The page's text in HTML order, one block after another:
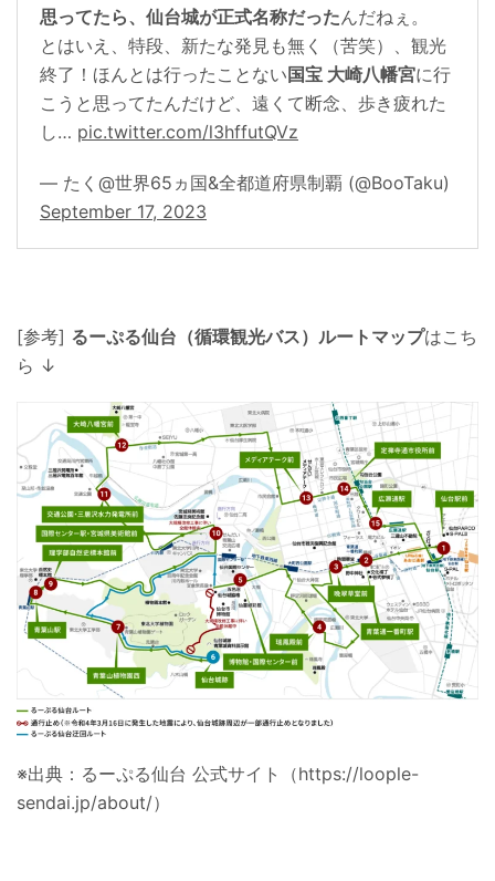
思ってたら、仙台城が正式名称だったんだねぇ。
とはいえ、特段、新たな発見も無く（苦笑）、観光
終了！ほんとは行ったことない 国宝 大崎八幡宮に行
こうと思ってたんだけど、遠くて断念、歩き疲れた
し… pic.twitter.com/l3hffutQVz
— たく@世界65ヵ国&全都道府県制覇 (@BooTaku)
September 17, 2023
[参考] るーぷる仙台（循環観光バス）ルートマップはこち
ら ↓
※出典：るーぷる仙台 公式サイト（https://loople-
sendai.jp/about/）